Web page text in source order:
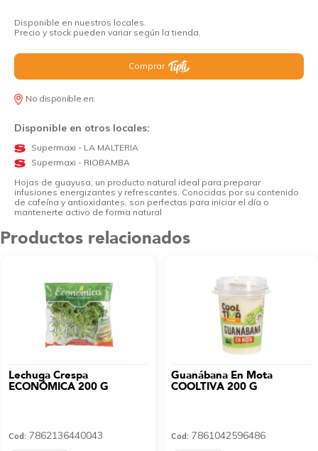
Disponible en nuestros locales.
Precio y stock pueden variar según la tienda.
Comprar
No disponible en:
Disponible en otros locales:
Supermaxi - LA MALTERIA
Supermaxi - RIOBAMBA
Hojas de guayusa, un producto natural ideal para preparar
infusiones energizantes y refrescantes. Conocidas por su contenido
de cafeína y antioxidantes, son perfectas para iniciar el día o
mantenerte activo de forma natural
Productos relacionados
Lechuga Crespa
ECONÓMICA 200 G
Cod: 7862136440043
Guanábana En Mota
COOLTIVA 200 G
Cod: 7861042596486